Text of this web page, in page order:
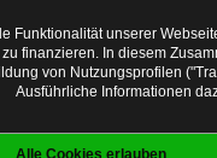
Funktionalität unserer
finanzieren. In diesem
von Nutzungsprofilen
Ausführliche Informationen
Alle Cookies erlauben